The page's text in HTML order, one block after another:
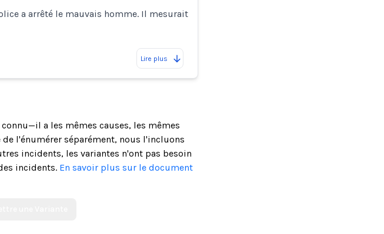
a arrêté le mauvais homme. Il mesurait
Lire plus
a les mêmes causes, les mêmes
l'énumérer séparément, nous l'incluons
incidents, les variantes n'ont pas besoin
incidents. En savoir plus sur le document